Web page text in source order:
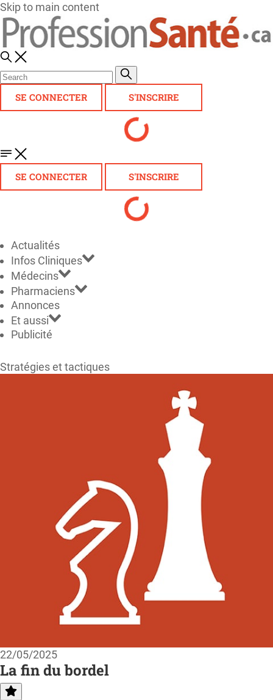
Skip to main content
SE CONNECTER S'INSCRIRE
SE CONNECTER S'INSCRIRE
Actualités
Infos Cliniques
Médecins
Pharmaciens
Annonces
Et aussi
Publicité
Stratégies et tactiques
22/05/2025
La fin du bordel